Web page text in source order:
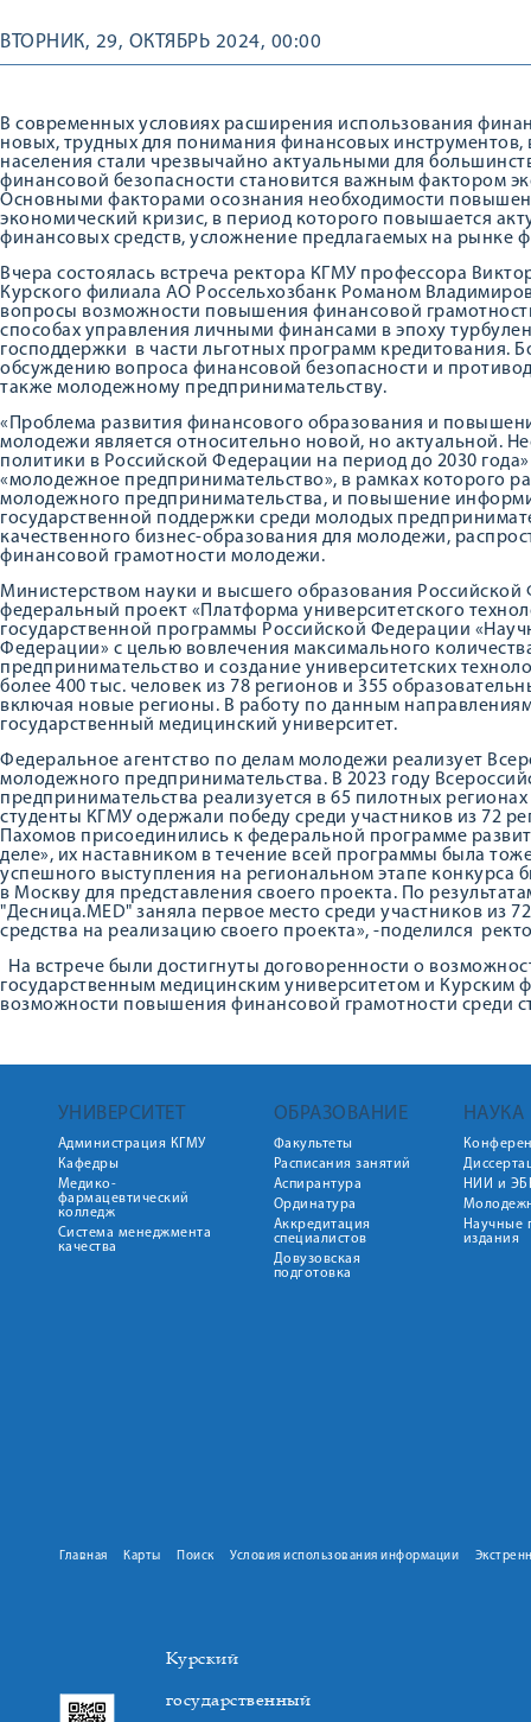
ВТОРНИК, 29, ОКТЯБРЬ 2024, 00:00
В современных условиях расширения использования
новых, трудных для понимания финансовых
населения стали чрезвычайно актуальными для
финансовой безопасности становится важным фактором
Основными факторами осознания необходимости
экономический кризис, в период которого повышается
финансовых средств, усложнение предлагаемых на рынке
Вчера состоялась встреча ректора КГМУ профессора
Курского филиала АО Россельхозбанк Романом
вопросы возможности повышения финансовой
способах управления личными финансами в эпоху
господдержки в части льготных программ кредитования.
обсуждению вопроса финансовой безопасности и
также молодежному предпринимательству.
«Проблема развития финансового образования и
молодежи является относительно новой, но актуальной.
политики в Российской Федерации на период до 2030
«молодежное предпринимательство», в рамках которого
молодежного предпринимательства, и повышение
государственной поддержки среди молодых
качественного бизнес-образования для молодежи,
финансовой грамотности молодежи.
Министерством науки и высшего образования Российской
федеральный проект «Платформа университетского
государственной программы Российской Федерации
Федерации» с целью вовлечения максимального
предпринимательство и создание университетских
более 400 тыс. человек из 78 регионов и 355
включая новые регионы. В работу по данным
государственный медицинский университет.
Федеральное агентство по делам молодежи реализует
молодежного предпринимательства. В 2023 году
предпринимательства реализуется в 65 пилотных
студенты КГМУ одержали победу среди участников из 72
Пахомов присоединились к федеральной программе
деле», их наставником в течение всей программы была
успешного выступления на региональном этапе конкурса
в Москву для представления своего проекта. По
"Десница.MED" заняла первое место среди участников из
средства на реализацию своего проекта», -поделился
На встрече были достигнуты договоренности о
государственным медицинским университетом и Курским
возможности повышения финансовой грамотности среди
УНИВЕРСИТЕТ
Администрация КГМУ
Кафедры
Медико-
фармацевтический
колледж
Система менеджмента
качества
ОБРАЗОВАНИЕ
Факультеты
Расписания занятий
Аспирантура
Ординатура
Аккредитация
специалистов
Довузовская
подготовка
НАУКА
НИИ и
Научные
издания
Главная Карты Поиск Условия использования информации
Курский
государственный